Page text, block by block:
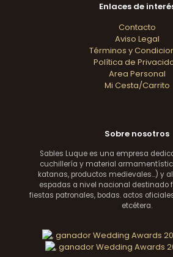
Enlaces de
Contacto
Aviso Legal
Términos y
Política de
Area Personal
Mi Cesta/Carrito
Sobre nosotros
Sables Luque es una empresa
cuchillería y material
katanas, productos medievales...) y
espadas a nivel nacional destinado
fiestas patronales, bodas. actos
etcétera.